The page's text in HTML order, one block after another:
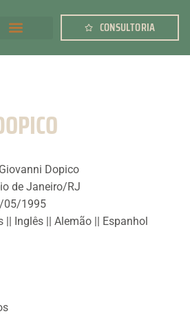
CONSULTORIA
Giovanni Dopico
de Janeiro/RJ
05/1995
|| Inglês || Alemão || Espanhol